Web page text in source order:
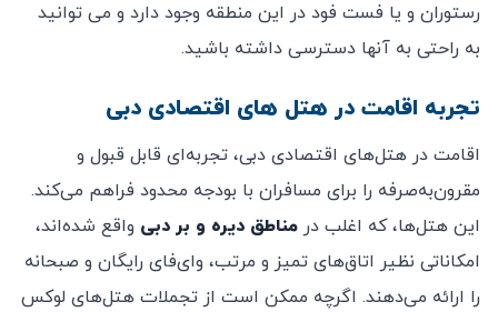
رستوران و یا فست فود در این منطقه وجود دارد و می توانید
به راحتی به آنها دسترسی داشته باشید.
تجربه اقامت در هتل های اقتصادی دبی
اقامت در هتل‌های اقتصادی دبی، تجربه‌ای قابل قبول و
مقرون‌به‌صرفه را برای مسافران با بودجه محدود فراهم می‌کند.
این هتل‌ها، که اغلب در مناطق دیره و بر دبی واقع شده‌اند،
امکاناتی نظیر اتاق‌های تمیز و مرتب، وای‌فای رایگان و صبحانه
را ارائه می‌دهند. اگرچه ممکن است از تجملات هتل‌های لوکس